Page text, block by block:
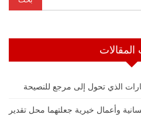
المقالات
الذي تحول إلى مرجع للنصيحة
وأعمال خيرية جعلتهما محل تقدير